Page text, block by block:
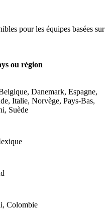
pour les équipes basées sur
ou région
Danemark, Espagne,
Italie, Norvège, Pays-Bas,
Suède
Colombie